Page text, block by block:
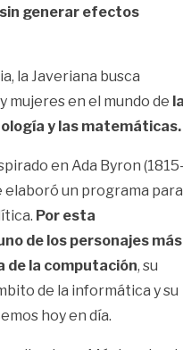
generar efectos
la Javeriana busca
mujeres en el mundo de
y las matemáticas.
en Ada Byron
elaboró un programa para
Por esta
de los personajes más
de la computación, su
de la informática y su
hoy en día.